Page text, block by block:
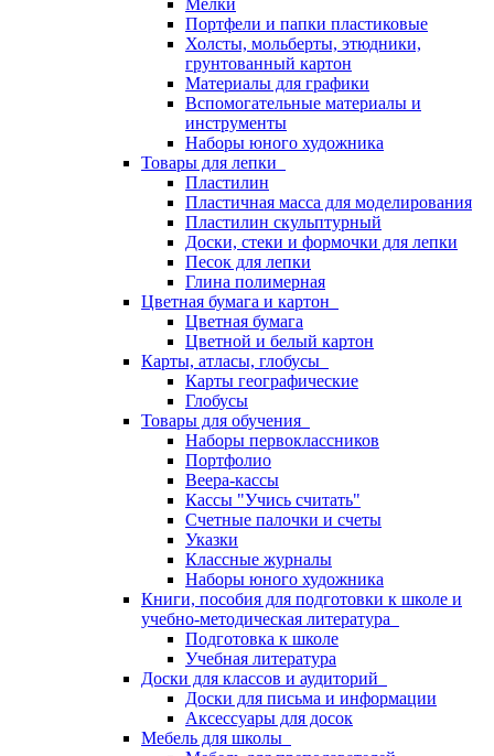
Мелки
Портфели и папки пластиковые
Холсты, мольберты, этюдники,
грунтованный картон
Материалы для графики
Вспомогательные материалы и
инструменты
Наборы юного художника
Товары для лепки
Пластилин
Пластичная масса для моделирования
Пластилин скульптурный
Доски, стеки и формочки для лепки
Песок для лепки
Глина полимерная
Цветная бумага и картон
Цветная бумага
Цветной и белый картон
Карты, атласы, глобусы
Карты географические
Глобусы
Товары для обучения
Наборы первоклассников
Портфолио
Веера-кассы
Кассы "Учись считать"
Счетные палочки и счеты
Указки
Классные журналы
Наборы юного художника
Книги, пособия для подготовки к школе и
учебно-методическая литература
Подготовка к школе
Учебная литература
Доски для классов и аудиторий
Доски для письма и информации
Аксессуары для досок
Мебель для школы